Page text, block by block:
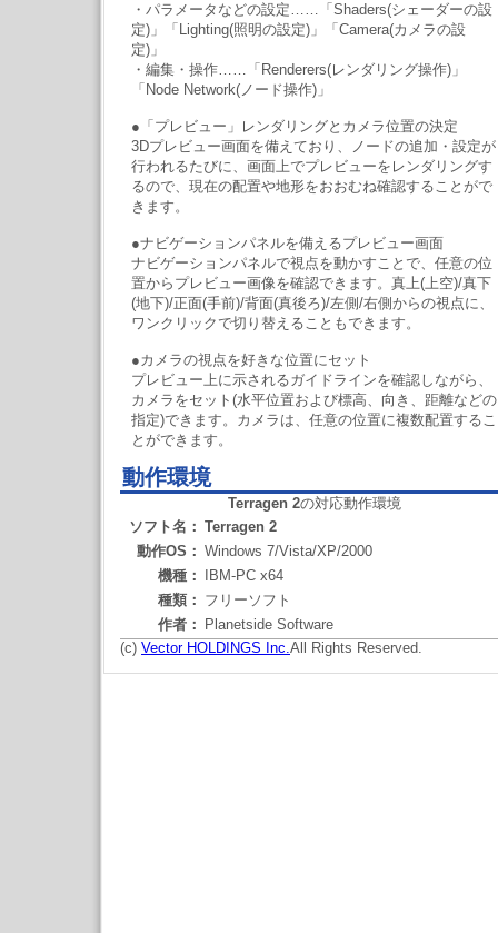
・パラメータなどの設定……「Shaders(シェーダーの設
定)」「Lighting(照明の設定)」「Camera(カメラの設
定)」
・編集・操作……「Renderers(レンダリング操作)」
「Node Network(ノード操作)」
●「プレビュー」レンダリングとカメラ位置の決定
3Dプレビュー画面を備えており、ノードの追加・設定が
行われるたびに、画面上でプレビューをレンダリングす
るので、現在の配置や地形をおおむね確認することがで
きます。
●ナビゲーションパネルを備えるプレビュー画面
ナビゲーションパネルで視点を動かすことで、任意の位
置からプレビュー画像を確認できます。真上(上空)/真下
(地下)/正面(手前)/背面(真後ろ)/左側/右側からの視点に、
ワンクリックで切り替えることもできます。
●カメラの視点を好きな位置にセット
プレビュー上に示されるガイドラインを確認しながら、
カメラをセット(水平位置および標高、向き、距離などの
指定)できます。カメラは、任意の位置に複数配置するこ
とができます。
動作環境
Terragen 2の対応動作環境
ソフト名： Terragen 2
動作OS： Windows 7/Vista/XP/2000
機種：
IBM-PC x64
種類： フリーソフト
作者：
Planetside Software
(c) Vector HOLDINGS Inc.All Rights Reserved.